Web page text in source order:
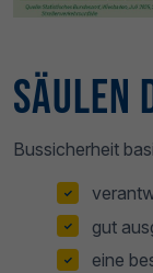
Säulen
Bussicherheit
gut
eine